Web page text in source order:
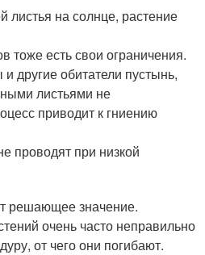
листья на солнце, растение
тоже есть свои ограничения.
другие обитатели пустынь,
листьями не
приводит к гниению
проводят при низкой
решающее значение.
очень часто неправильно
от чего они погибают.